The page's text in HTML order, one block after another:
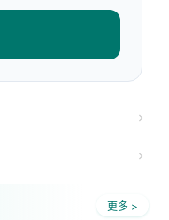
更多 >